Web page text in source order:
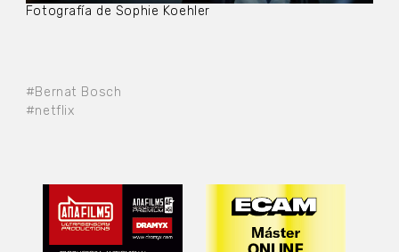
#Bernat Bosch
#netflix
Fotografía de Sophie Koehler